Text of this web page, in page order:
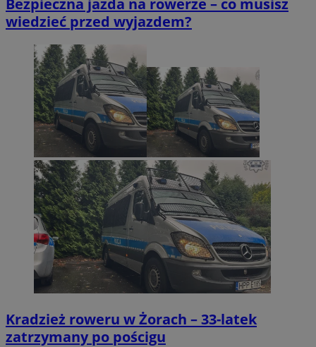
wiedzieć przed wyjazdem?
Kradzież roweru w Żorach – 33-latek
zatrzymany po pościgu